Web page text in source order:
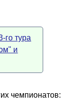
го тура
и
чемпионатов: